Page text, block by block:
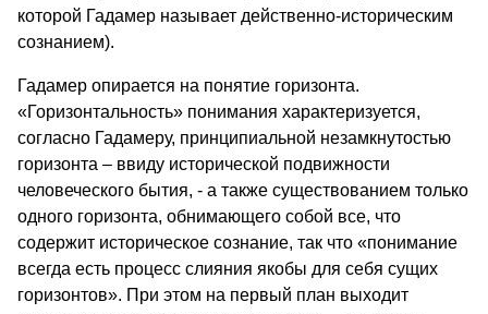
которой Гадамер называет действенно-историческим
сознанием).
Гадамер опирается на понятие горизонта.
«Горизонтальность» понимания характеризуется,
согласно Гадамеру, принципиальной незамкнутостью
горизонта – ввиду исторической подвижности
человеческого бытия, - а также существованием только
одного горизонта, обнимающего собой все, что
содержит историческое сознание, так что «понимание
всегда есть процесс слияния якобы для себя сущих
горизонтов». При этом на первый план выходит